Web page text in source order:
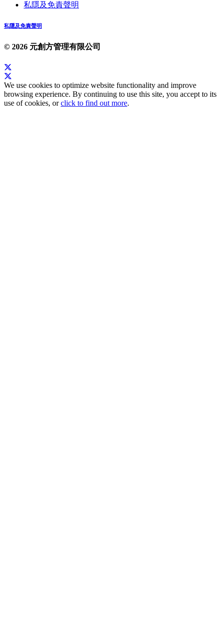
私隱及免責聲明
私隱及免責聲明
© 2026 元創方管理有限公司
We use cookies to optimize website functionality and improve
browsing experience. By continuing to use this site, you accept to its
use of cookies, orclick to find out more.